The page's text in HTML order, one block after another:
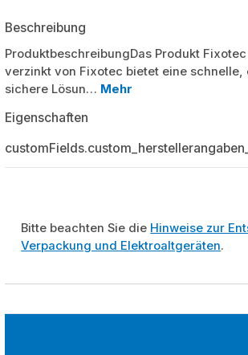
Beschreibung
ProduktbeschreibungDas Produkt
verzinkt von Fixotec bietet eine schnelle,
sichere Lösun… Mehr
Eigenschaften
Bitte beachten Sie die Hinweise zur
Verpackung und Elektroaltgeräten.